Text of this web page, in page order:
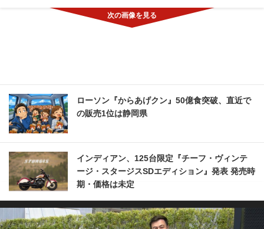
ローソン『からあげクン』50億食突破、直近で
の販売1位は静岡県
インディアン、125台限定『チーフ・ヴィンテ
ージ・スタージスSDエディション』発表 発売時
期・価格は未定